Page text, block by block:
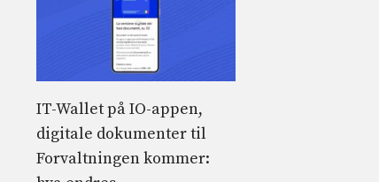
IT-Wallet på IO-appen,
digitale dokumenter til
Forvaltningen kommer: